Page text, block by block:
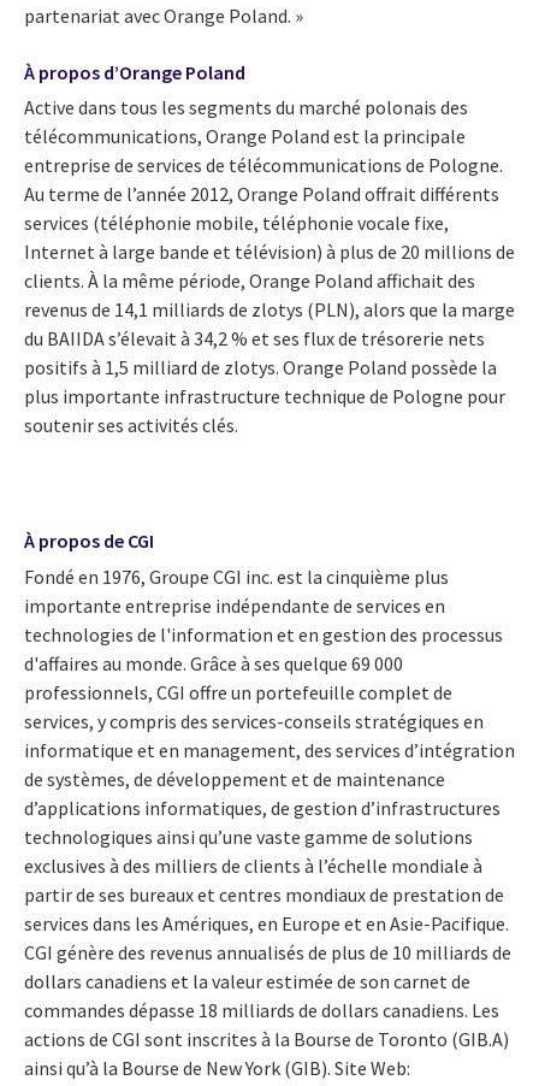
partenariat avec Orange Poland. »
À propos d’Orange Poland
Active dans tous les segments du marché polonais des
télécommunications, Orange Poland est la principale
entreprise de services de télécommunications de Pologne.
Au terme de l’année 2012, Orange Poland offrait différents
services (téléphonie mobile, téléphonie vocale fixe,
Internet à large bande et télévision) à plus de 20 millions de
clients. À la même période, Orange Poland affichait des
revenus de 14,1 milliards de zlotys (PLN), alors que la marge
du BAIIDA s’élevait à 34,2 % et ses flux de trésorerie nets
positifs à 1,5 milliard de zlotys. Orange Poland possède la
plus importante infrastructure technique de Pologne pour
soutenir ses activités clés.
À propos de CGI
Fondé en 1976, Groupe CGI inc. est la cinquième plus
importante entreprise indépendante de services en
technologies de l'information et en gestion des processus
d'affaires au monde. Grâce à ses quelque 69 000
professionnels, CGI offre un portefeuille complet de
services, y compris des services-conseils stratégiques en
informatique et en management, des services d’intégration
de systèmes, de développement et de maintenance
d’applications informatiques, de gestion d’infrastructures
technologiques ainsi qu’une vaste gamme de solutions
exclusives à des milliers de clients à l’échelle mondiale à
partir de ses bureaux et centres mondiaux de prestation de
services dans les Amériques, en Europe et en Asie-Pacifique.
CGI génère des revenus annualisés de plus de 10 milliards de
dollars canadiens et la valeur estimée de son carnet de
commandes dépasse 18 milliards de dollars canadiens. Les
actions de CGI sont inscrites à la Bourse de Toronto (GIB.A)
ainsi qu’à la Bourse de New York (GIB). Site Web: